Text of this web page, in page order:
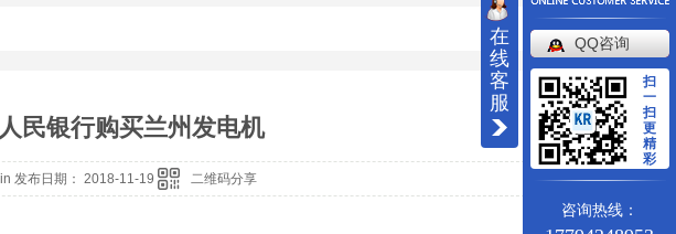
民银行购买兰州发电机
发布日期： 2018-11-19 二维码分享
在
线
客
服
QQ咨询
扫
一
扫
更
精
彩
咨询热线：